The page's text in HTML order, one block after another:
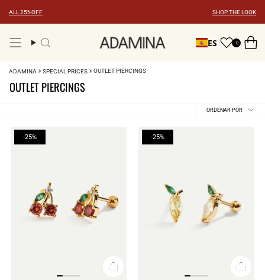
contenido
ALL 25%OFF SHOP THE LOOK
Búsqueda ES 0
ADAMINA SPECIAL PRICES OUTLET PIERCINGS
OUTLET PIERCINGS
Ordenar
ORDENAR POR
-25% -25%